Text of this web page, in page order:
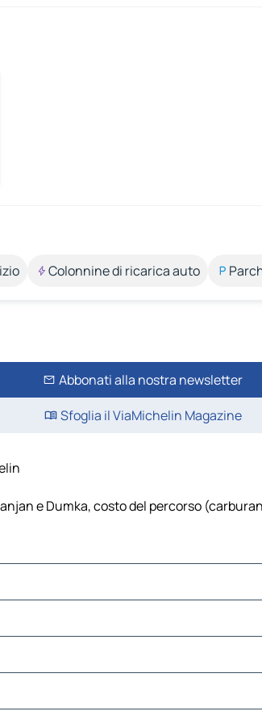
Colonnine di ricarica auto
Abbonati alla nostra newsletter
Sfoglia il ViaMichelin Magazine
e Dumka, costo del percorso